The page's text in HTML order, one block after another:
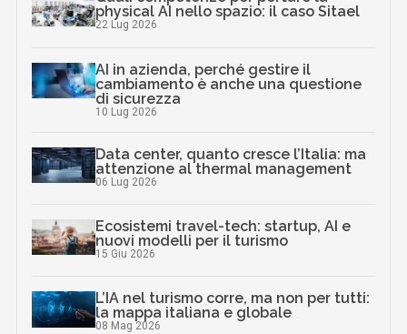
physical AI nello spazio: il caso Sitael
22 Lug 2026
AI in azienda, perché gestire il
cambiamento è anche una questione
di sicurezza
10 Lug 2026
Data center, quanto cresce l’Italia: ma
attenzione al thermal management
06 Lug 2026
Ecosistemi travel-tech: startup, AI e
nuovi modelli per il turismo
15 Giu 2026
L’IA nel turismo corre, ma non per tutti:
la mappa italiana e globale
08 Mag 2026